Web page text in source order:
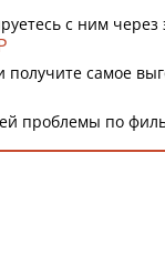
с ним
самое
проблемы по